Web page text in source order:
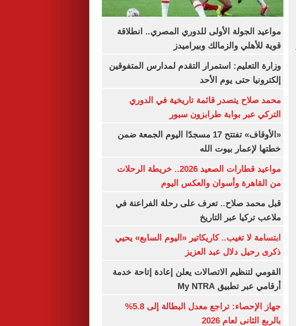
مواعيد الجولة الأولى للدوري المصري.. انطلاقة
قوية للأهلي والزمالك وبيراميدز
وزارة التعليم: استمرار التقدم لمدارس المتفوقين
إلكترونيا حتى يوم الأحد
محمد صلاح يتصدر قائمة تاريخية في الدوري
التركي عبر بوابة طرابزون سبور
«الأوقاف» تفتتح 17 مسجدًا اليوم الجمعة ضمن
خطتها لإعمار بيوت الله
مواعيد قطارات الصعيد 2026.. خريطة الرحلات
من القاهرة وأسوان والعكس اليوم
قبل محمد صلاح.. تعرف على رحلة الفراعنة في
ملاعب تركيا عبر التاريخ
ابتسامة لا تغيب.. كاريكاتير «اليوم السابع» يحيي
ذكرى رحيل دلال عبد العزيز
القومي لتنظيم الاتصالات يعلن إعادة إتاحة خدمة
أرقامي عبر تطبيق My NTRA
جهاز الإحصاء: تراجع معدل البطالة إلى 5.8%
بالربع الثانى لعام 2026